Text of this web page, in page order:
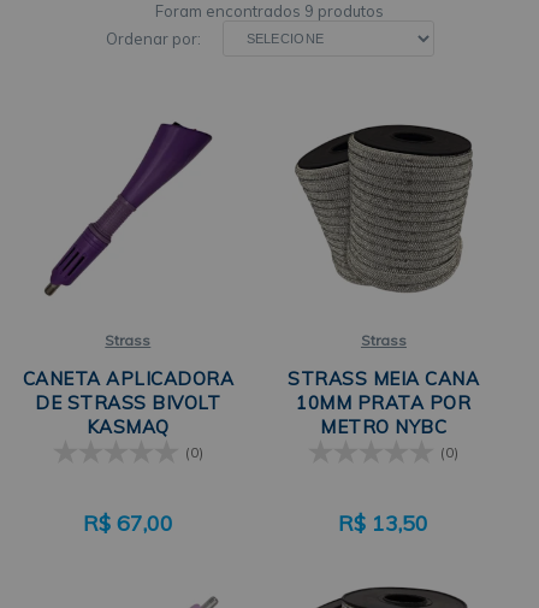
9 produtos
Ordenar por:
Strass
CANETA APLICADORA
DE STRASS BIVOLT
KASMAQ
(0)
R$ 67,00
Strass
STRASS MEIA CANA
10MM PRATA POR
METRO NYBC
(0)
R$ 13,50